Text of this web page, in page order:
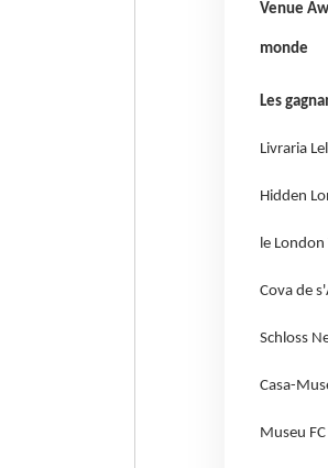
Venue
monde
Les
Livraria
Hidden
le
Cova de
Schloss
Casa-
Museu